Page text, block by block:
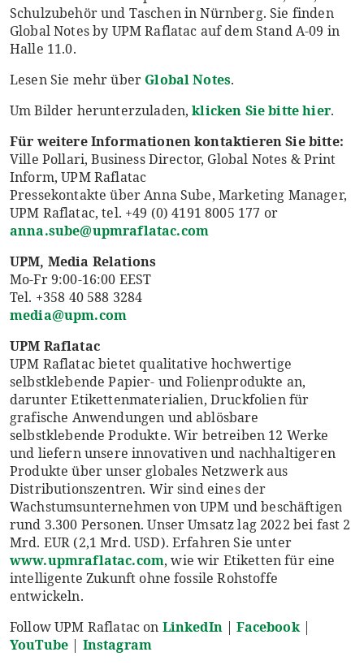
Schulzubehör und Taschen in Nürnberg. Sie finden
Global Notes by UPM Raflatac auf dem Stand A-09 in
Halle 11.0.
Lesen Sie mehr über Global Notes.
Um Bilder herunterzuladen,klicken Sie bitte hier.
Für weitere Informationen kontaktieren Sie bitte:
Ville Pollari, Business Director, Global Notes & Print
Inform, UPM Raflatac
Pressekontakte über Anna Sube, Marketing Manager,
UPM Raflatac, tel. +49 (0) 4191 8005 177 or
anna.sube@upmraflatac.com
UPM, Media Relations
Mo-Fr 9:00-16:00 EEST
Tel. +358 40 588 3284
media@upm.com
UPM Raflatac
UPM Raflatac bietet qualitative hochwertige
selbstklebende Papier- und Folienprodukte an,
darunter Etikettenmaterialien, Druckfolien für
grafische Anwendungen und ablösbare
selbstklebende Produkte. Wir betreiben 12 Werke
und liefern unsere innovativen und nachhaltigeren
Produkte über unser globales Netzwerk aus
Distributionszentren. Wir sind eines der
Wachstumsunternehmen von UPM und beschäftigen
rund 3.300 Personen. Unser Umsatz lag 2022 bei fast 2
Mrd. EUR (2,1 Mrd. USD). Erfahren Sie unter
www.upmraflatac.com, wie wir Etiketten für eine
intelligente Zukunft ohne fossile Rohstoffe
entwickeln.
Follow UPM Raflatac on LinkedIn|Facebook|
YouTube | Instagram